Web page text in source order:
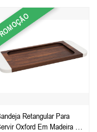
Retangular Para
Oxford Em Madeira De